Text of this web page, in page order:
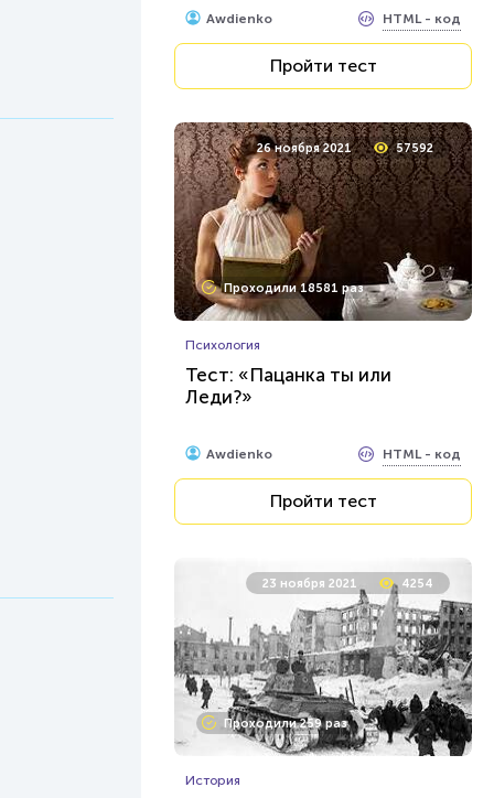
Awdienko HTML - код
Пройти тест
26 ноября 2021 57592
Проходили 18581 раз
Психология
Тест: «Пацанка ты или
Леди?»
Awdienko HTML - код
Пройти тест
23 ноября 2021 4254
Проходили 259 раз
История